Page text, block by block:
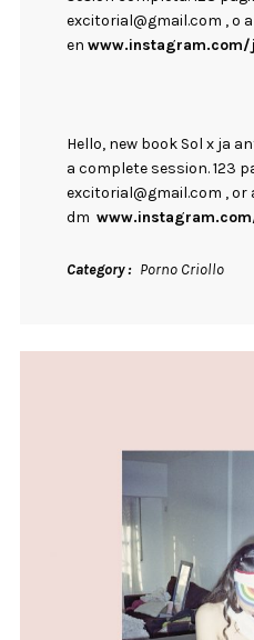
excitorial@gmail.com , o
en
Hello, new book Sol x ja
a complete session. 123
excitorial@gmail.com , or
dm
Category Porno Criollo